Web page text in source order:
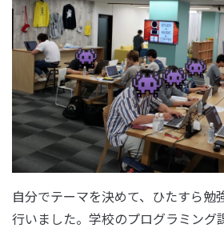
自分でテーマを決めて、ひたすら勉
行いました。学校のプログラミング